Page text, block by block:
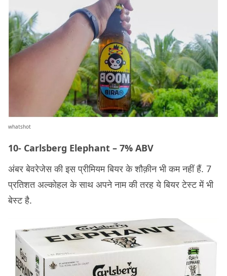
whatshot
10- Carlsberg Elephant – 7% ABV
अंबर बेवरेजेस की इस प्रीमियम बियर के शौक़ीन भी कम नहीं हैं. 7
प्रतिशत अल्कोहल के साथ अपने नाम की तरह ये बियर टेस्ट में भी
बेस्ट है.